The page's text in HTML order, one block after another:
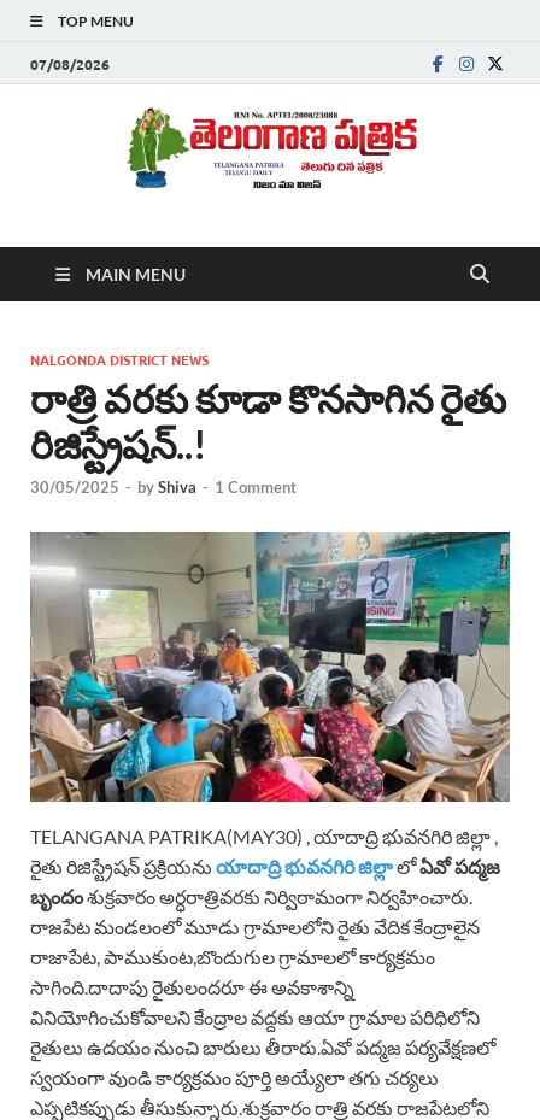
TOP MENU
07/08/2026
Telanganapatrika
,Latest Telangana News, Rajanna Sircilla News, Telangana
Breaking News, Telugu Newspaper Online, Today Telugu News,
తెలుగు వార్తలు , బ్రేకింగ్ న్యూస్ తెలుగులో , తెలంగాణ లో తాజా అప్‌డేట్స్ ,
తెలుగు న్యూస్ పేపర్
MAIN MENU
NALGONDA DISTRICT NEWS
రాత్రి వరకు కూడా కొనసాగిన రైతు
రిజిస్ట్రేషన్..!
30/05/2025 - byShiva - 1 Comment
TELANGANA PATRIKA(MAY30) , యాదాద్రి భువనగిరి జిల్లా ,
రైతు రిజిస్ట్రేషన్ ప్రక్రియను యాదాద్రి భువనగిరి జిల్లాలోఏవో పద్మజ
బృందంశుక్రవారం అర్ధరాత్రివరకు నిర్విరామంగా నిర్వహించారు.
రాజపేట మండలంలో మూడు గ్రామాలలోని రైతు వేదిక కేంద్రాలైన
రాజాపేట, పాముకుంట,బొందుగుల గ్రామాలలో కార్యక్రమం
సాగింది.దాదాపు రైతులందరూ ఈ అవకాశాన్ని
వినియోగించుకోవాలని కేంద్రాల వద్దకు ఆయా గ్రామాల పరిధిలోని
రైతులు ఉదయం నుంచి బారులు తీరారు.ఏవో పద్మజ పర్యవేక్షణలో
స్వయంగా వుండి కార్యక్రమం పూర్తి అయ్యేలా తగు చర్యలు
ఎప్పటికప్పుడు తీసుకున్నారు.శుక్రవారం రాత్రి వరకు రాజపేటలోని